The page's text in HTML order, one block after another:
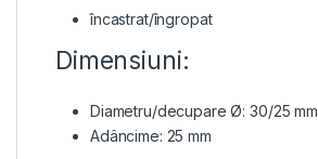
încastrat/îngropat
Dimensiuni:
Diametru/decupare Ø: 30/25 mm
Adâncime: 25 mm